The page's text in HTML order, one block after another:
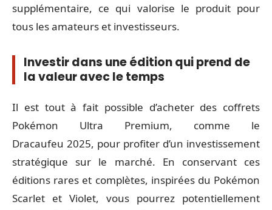
supplémentaire, ce qui valorise le produit pour
tous les amateurs et investisseurs.
Investir dans une édition qui prend de
la valeur avec le temps
Il est tout à fait possible d’acheter des coffrets
Pokémon Ultra Premium, comme le
Dracaufeu 2025, pour profiter d’un investissement
stratégique sur le marché. En conservant ces
éditions rares et complètes, inspirées du Pokémon
Scarlet et Violet, vous pourrez potentiellement